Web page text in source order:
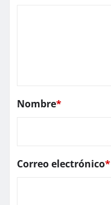
Nombre*
Correo electrónico*